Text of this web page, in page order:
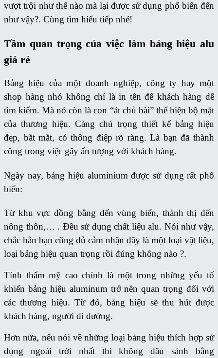
vượt trội như thế nào mà lại được sử dụng phổ biến đến
như vậy?. Cùng tìm hiểu tiếp nhé!
Tầm quan trọng của việc làm bảng hiệu alu
giá rẻ
Bảng hiệu của một doanh nghiệp, công ty hay một
shop hàng nhỏ không chỉ là in tên để khách hàng dễ
tìm kiếm. Mà nó còn là con “át chủ bài” thể hiện bộ mặt
của thương hiệu. Càng chú trọng thiết kế bảng hiệu
đẹp, bắt mắt, có thông điệp rõ ràng. Là bạn đã thành
công trong việc gây ấn tượng với khách hàng.
Ngày nay, bảng hiệu aluminium được sử dụng rất phổ
biến:
Từ khu vực đồng bằng đến vùng biển, thành thị đến
nông thôn,… . Đều sử dụng chất liệu alu. Nói như vậy,
chắc hẳn bạn cũng đủ cảm nhận đây là một loại vật liệu,
loại bảng hiệu quan trọng rồi đúng không nào ?.
Tính thẩm mỹ cao chính là một trong những yếu tố
khiến bảng hiệu aluminum trở nên quan trọng đối với
các thương hiệu. Từ đó, bảng hiệu sẽ thu hút được
khách hàng, người đi đường.
Hơn nữa, nếu nói về những loại bảng hiệu thích hợp sử
dụng ngoài trời nhất thì không đâu sánh bằng